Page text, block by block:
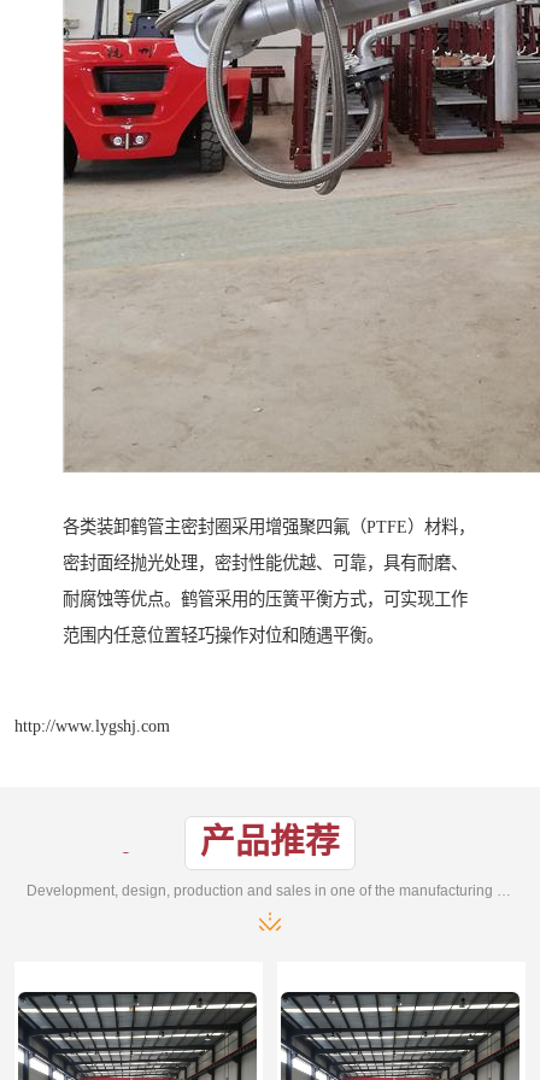
各类装卸鹤管主密封圈采用增强聚四氟（PTFE）材料，
密封面经抛光处理，密封性能优越、可靠，具有耐磨、
耐腐蚀等优点。鹤管采用的压簧平衡方式，可实现工作
范围内任意位置轻巧操作对位和随遇平衡。
http://www.lygshj.com
产品推荐